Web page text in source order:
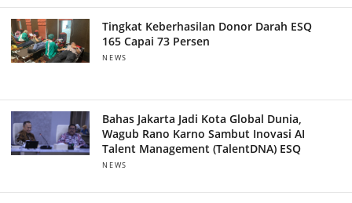
Tingkat Keberhasilan Donor Darah ESQ
165 Capai 73 Persen
NEWS
Bahas Jakarta Jadi Kota Global Dunia,
Wagub Rano Karno Sambut Inovasi AI
Talent Management (TalentDNA) ESQ
NEWS